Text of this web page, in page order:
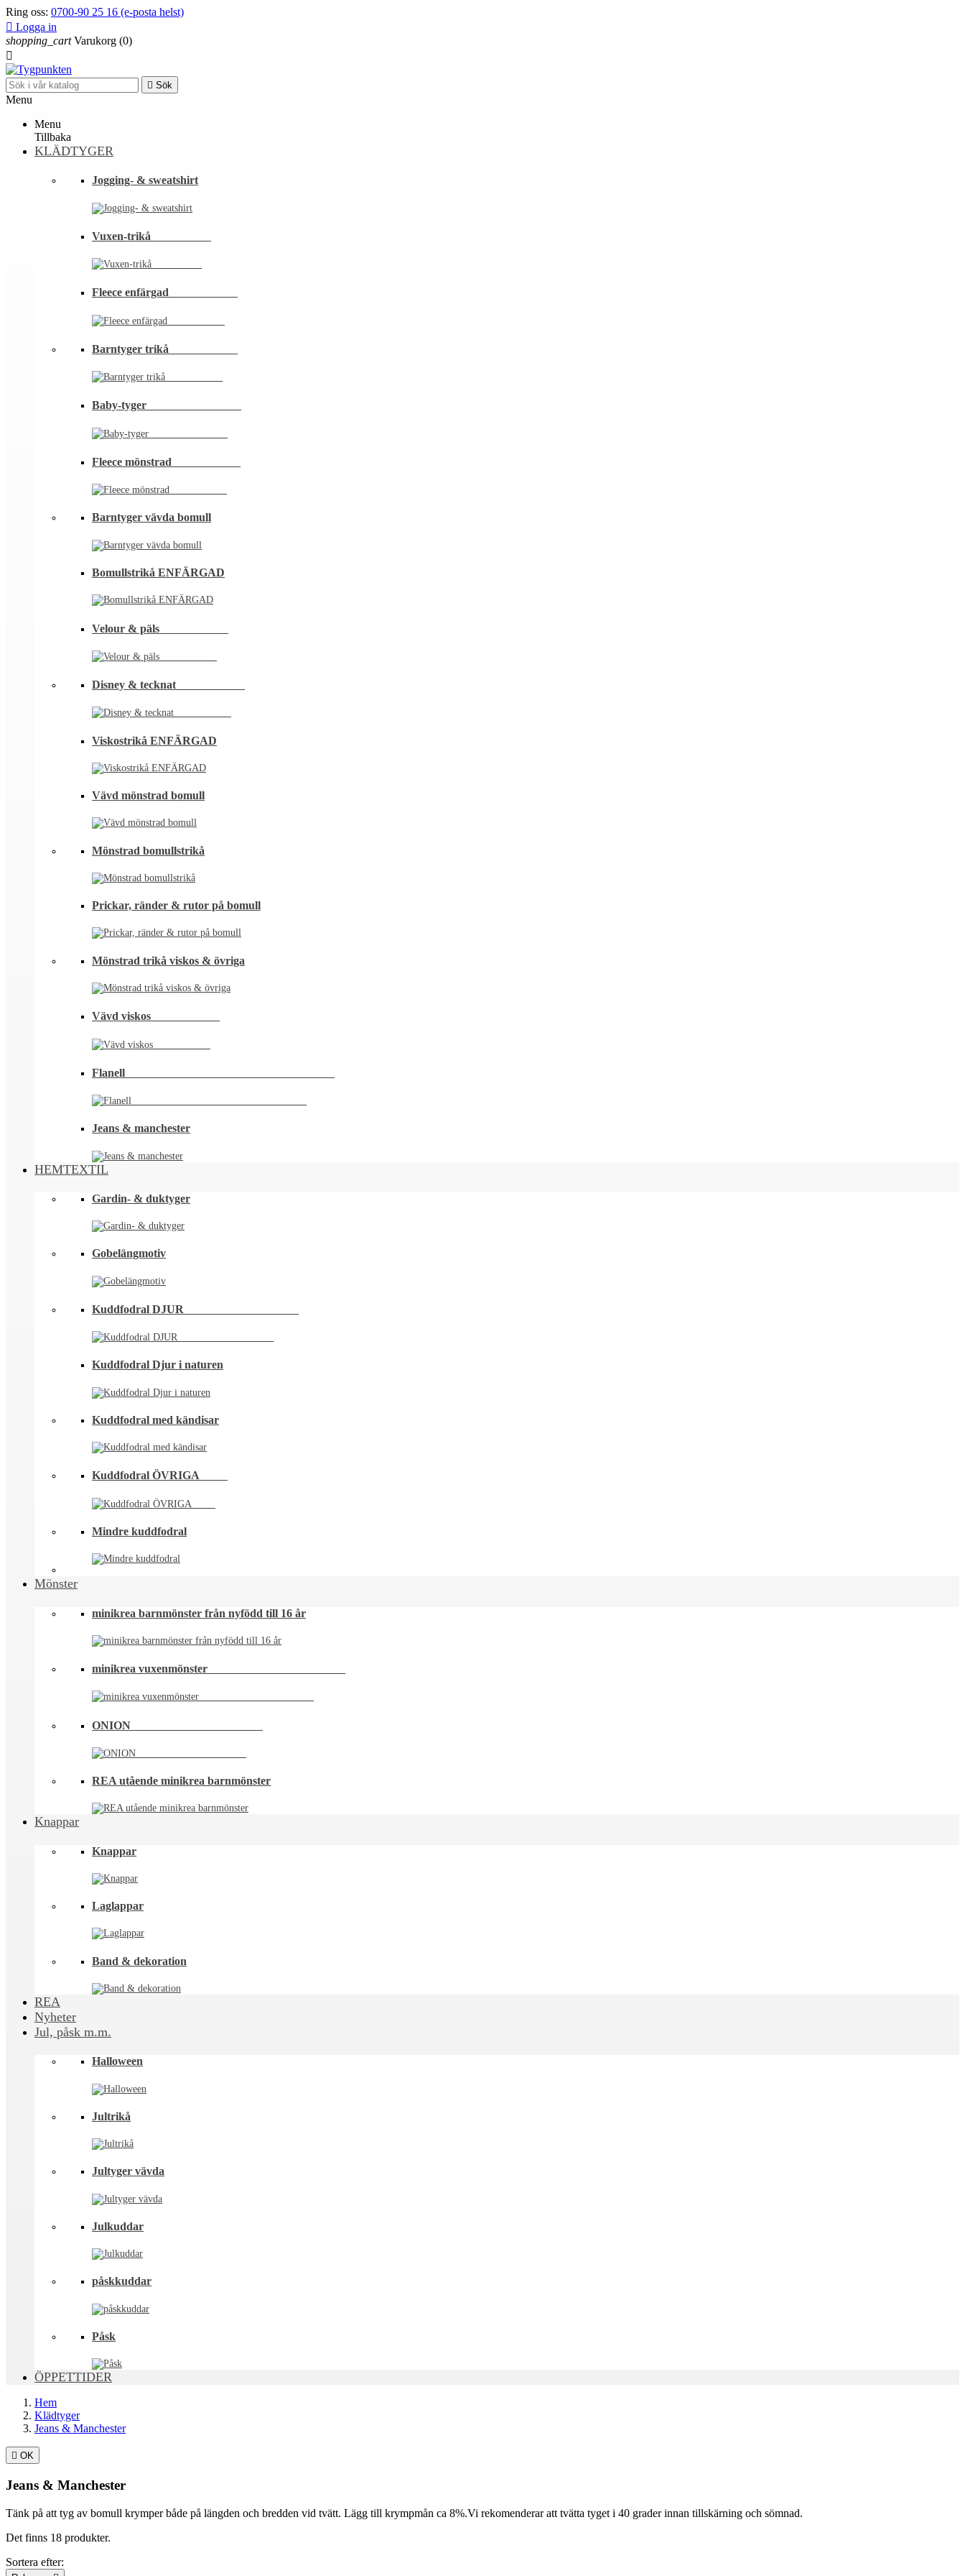
Ring oss: 0700-90 25 16 (e-posta helst)
 Logga in
shopping_cart Varukorg (0)

 Sök
Menu
Menu
Tillbaka
KLÄDTYGER
Jogging- & sweatshirt
Vuxen-trikå⠀⠀⠀⠀⠀⠀⠀
Fleece enfärgad⠀⠀⠀⠀⠀⠀⠀⠀
Barntyger trikå⠀⠀⠀⠀⠀⠀⠀⠀
Baby-tyger⠀⠀⠀⠀⠀⠀⠀⠀⠀⠀⠀
Fleece mönstrad⠀⠀⠀⠀⠀⠀⠀⠀
Barntyger vävda bomull
Bomullstrikå ENFÄRGAD
Velour & päls⠀⠀⠀⠀⠀⠀⠀⠀
Disney & tecknat⠀⠀⠀⠀⠀⠀⠀⠀
Viskostrikå ENFÄRGAD
Vävd mönstrad bomull
Mönstrad bomullstrikå
Prickar, ränder & rutor på bomull
Mönstrad trikå viskos & övriga
Vävd viskos⠀⠀⠀⠀⠀⠀⠀⠀
Flanell ⠀⠀⠀⠀⠀⠀⠀⠀⠀⠀⠀⠀⠀⠀⠀⠀⠀⠀⠀⠀⠀⠀⠀⠀
Jeans & manchester
HEMTEXTIL
Gardin- & duktyger
Gobelängmotiv
Kuddfodral DJUR ⠀⠀⠀⠀⠀⠀⠀⠀⠀⠀⠀⠀⠀
Kuddfodral Djur i naturen
Kuddfodral med kändisar
Kuddfodral ÖVRIGA ⠀⠀⠀
Mindre kuddfodral
Mönster
minikrea barnmönster från nyfödd till 16 år
minikrea vuxenmönster⠀⠀⠀⠀⠀⠀⠀⠀⠀⠀⠀⠀⠀⠀⠀⠀
ONION ⠀⠀⠀⠀⠀⠀⠀⠀⠀⠀⠀⠀⠀⠀⠀
REA utående minikrea barnmönster
Knappar
Knappar
Laglappar
Band & dekoration
REA
Nyheter
Jul, påsk m.m.
Halloween
Jultrikå
Jultyger vävda
Julkuddar
påskkuddar
Påsk
ÖPPETTIDER
Hem
Klädtyger
Jeans & Manchester
 OK
Jeans & Manchester
Tänk på att tyg av bomull krymper både på längden och bredden vid tvätt. Lägg till krympmån ca 8%.Vi rekomenderar att tvätta tyget i 40 grader innan tillskärning och sömnad.
Det finns 18 produkter.
Sortera efter: